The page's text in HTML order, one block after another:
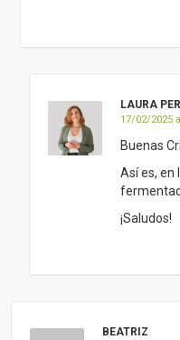
LAURA
17/02/2025
Buenas
Así es, en
¡Saludos!
BEATRIZ